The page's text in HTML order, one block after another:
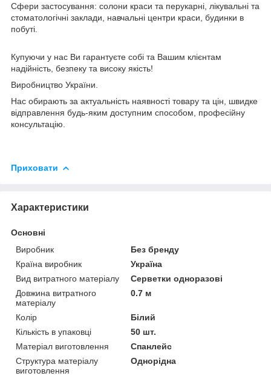
Сфери застосування: солони краси та перукарні, лікувальні та
стоматологічні заклади, навчальні центри краси, будинки в
побуті.
Купуючи у нас Ви гарантуєте собі та Вашим клієнтам
надійність, безпеку та високу якість!
Виробництво України.
Нас обирають за актуальність наявності товару та цін, швидке
відправлення будь-яким доступним способом, професійну
консультацію.
Приховати
Характеристики
Основні
Виробник
Без бренду
Країна виробник
Україна
Вид витратного матеріалу
Серветки одноразові
Довжина витратного
матеріалу
0.7 м
Колір
Білий
Кількість в упаковці
50 шт.
Матеріал виготовлення
Спанлейс
Структура матеріалу
виготовлення
Однорідна